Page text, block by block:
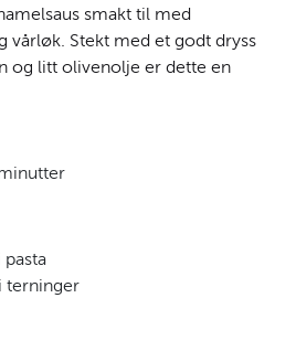
smakt til med
vårløk. Stekt med et godt dryss
og litt olivenolje er dette en
pasta
terninger